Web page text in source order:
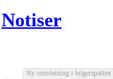
Notiser
Ny omröstning i högerspalten